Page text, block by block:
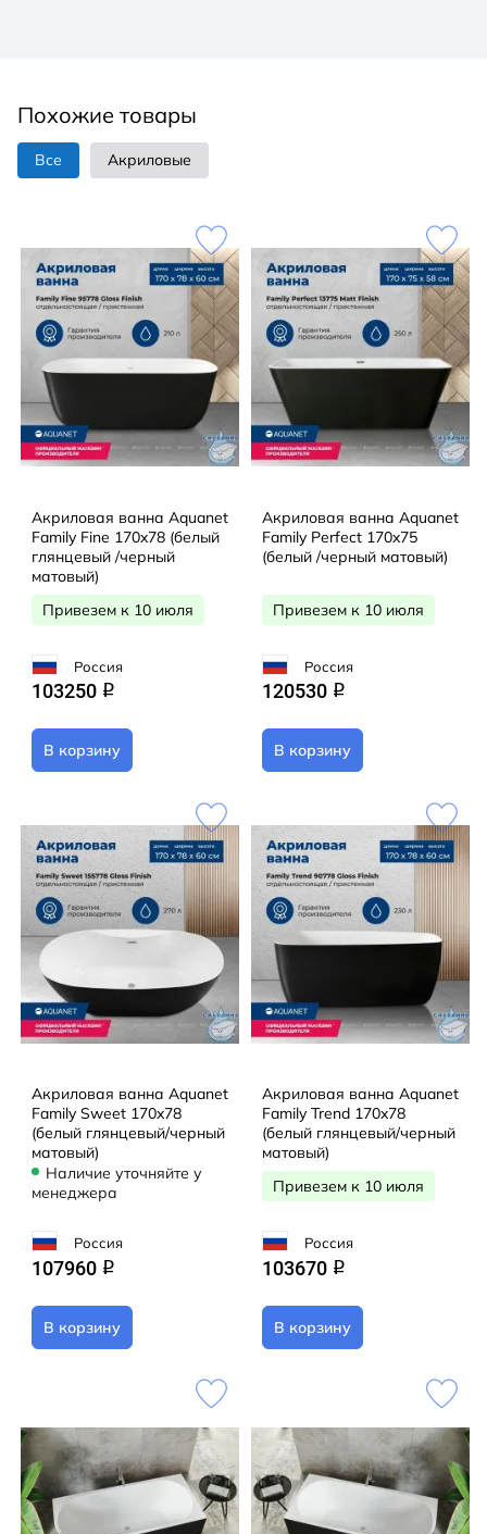
Похожие товары
Все Акриловые
Акриловая ванна Aquanet
Family Fine 170x78 (белый
глянцевый /черный
матовый)
Привезем к 10 июля
Россия
103250 q
В корзину
Акриловая ванна Aquanet
Family Perfect 170x75
(белый /черный матовый)
Привезем к 10 июля
Россия
120530 q
В корзину
Акриловая ванна Aquanet
Family Sweet 170x78
(белый глянцевый/черный
матовый)
Наличие уточняйте у
менеджера
Россия
107960 q
В корзину
Акриловая ванна Aquanet
Family Trend 170x78
(белый глянцевый/черный
матовый)
Привезем к 10 июля
Россия
103670 q
В корзину